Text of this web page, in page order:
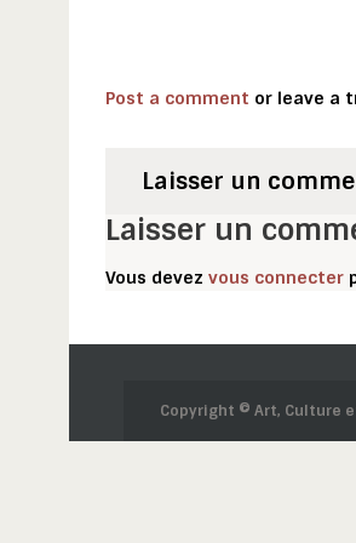
Post a comment or leave a
Laisser un
Laisser un
Vous devez vous connecter
Copyright © Art, Culture